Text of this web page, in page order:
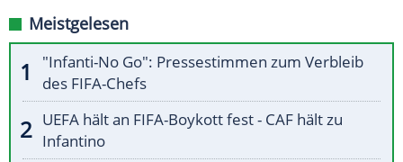
Meistgelesen
"Infanti-No Go": Pressestimmen zum Verbleib
des FIFA-Chefs
UEFA hält an FIFA-Boykott fest - CAF hält zu
Infantino